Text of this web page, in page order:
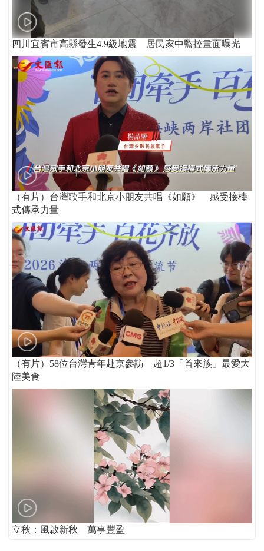
四川宜賓市高縣發生4.9級地震 居民家中監控畫面曝光
（有片）台灣歌手和北京小朋友共唱《如願》 感受接棒
式傳承力量
（有片）58位台灣青年赴京參訪 超1/3「首來族」最愛大
陸美食
立秋：風啟新秋 萬事豐盈